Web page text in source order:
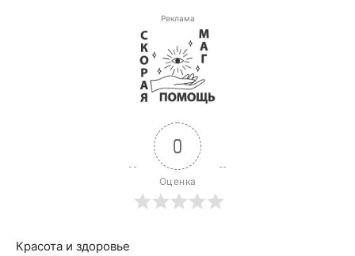
Реклама
0
Оценка
Красота и здоровье